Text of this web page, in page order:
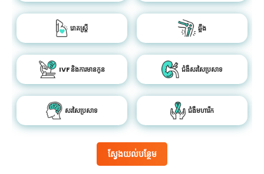
ស្វែងយល់បន្ថែម
រោគស្ត្រី ឆ្អឹង
IVF និងការមានកូន ជំងឺសរសៃប្រសាទ
សរសៃប្រសាទ ជំងឺមហារីក